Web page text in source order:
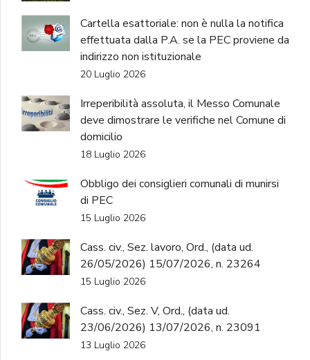
Cartella esattoriale: non è nulla la notifica
effettuata dalla P.A. se la PEC proviene da
indirizzo non istituzionale
20 Luglio 2026
Irreperibilità assoluta, il Messo Comunale
deve dimostrare le verifiche nel Comune di
domicilio
18 Luglio 2026
Obbligo dei consiglieri comunali di munirsi
di PEC
15 Luglio 2026
Cass. civ., Sez. lavoro, Ord., (data ud.
26/05/2026) 15/07/2026, n. 23264
15 Luglio 2026
Cass. civ., Sez. V, Ord., (data ud.
23/06/2026) 13/07/2026, n. 23091
13 Luglio 2026